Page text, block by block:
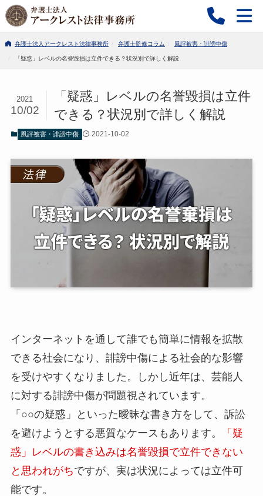
弁護士法人アークレスト法律事務所 弁護士監修コラム 風評被害・誹謗中傷
「疑惑」レベルの名誉毀損は立件できる？状況別で詳しく解説
「疑惑」レベルの名誉毀損は立件
できる？状況別で詳しく解説
2021
10/02
風評被害・誹謗中傷 2021-10-02
インターネットを通して誰でも簡単に情報を拡散
できる社会になり、誹謗中傷による社会的な影響
を受けやすくなりました。しかし近年は、芸能人
に対する誹謗中傷が問題視されています。
「○○の疑惑」といった曖昧な書き方をして、訴訟
を避けようとする悪質なケースもあります。
「疑
惑」レベルの書き込みは名誉毀損で立件できない
と思われがちですが、実は状況によっては立件可
能です。